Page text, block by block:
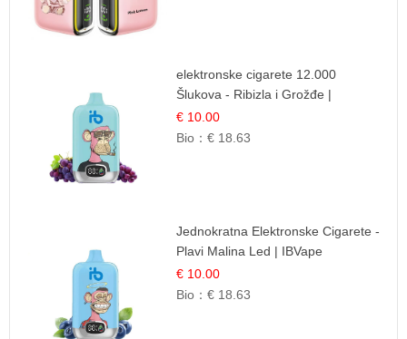
elektronske cigarete 12.000
Šlukova - Ribizla i Grožđe |
Elegantna Voćna Kombinacija
€ 10.00
Bio：€ 18.63
Jednokratna Elektronske Cigarete -
Plavi Malina Led | IBVape
€ 10.00
Bio：€ 18.63